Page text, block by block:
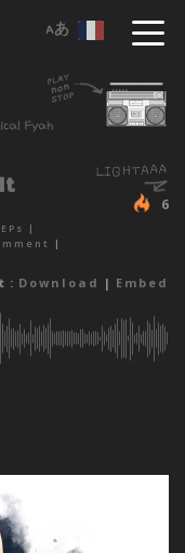
EPs
|
|
6
: Download | Embed